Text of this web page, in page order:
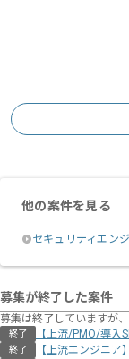
他の案件を見る
セキュリティエン
募集が終了した案件
募集は終了していますが
終了 【上流/PMO/導入
終了 【上流エンジニ